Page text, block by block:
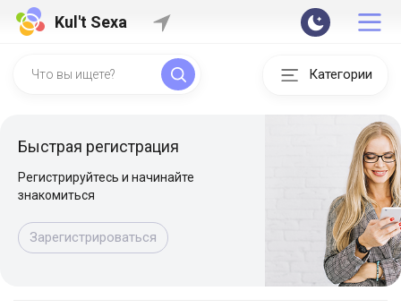
Kul't Sexa
Категории
Быстрая регистрация
Регистрируйтесь и начинайте
знакомиться
Зарегистрироваться